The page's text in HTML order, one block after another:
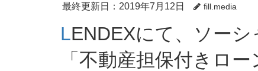
最終更新日：2019年7月12日 fill.media
LENDEXにて、ソーシャルレンディングファンド
「不動産担保付きロ